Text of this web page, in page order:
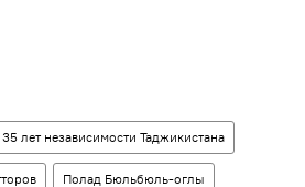
35 лет независимости Таджикистана
Полад Бюльбюль-оглы